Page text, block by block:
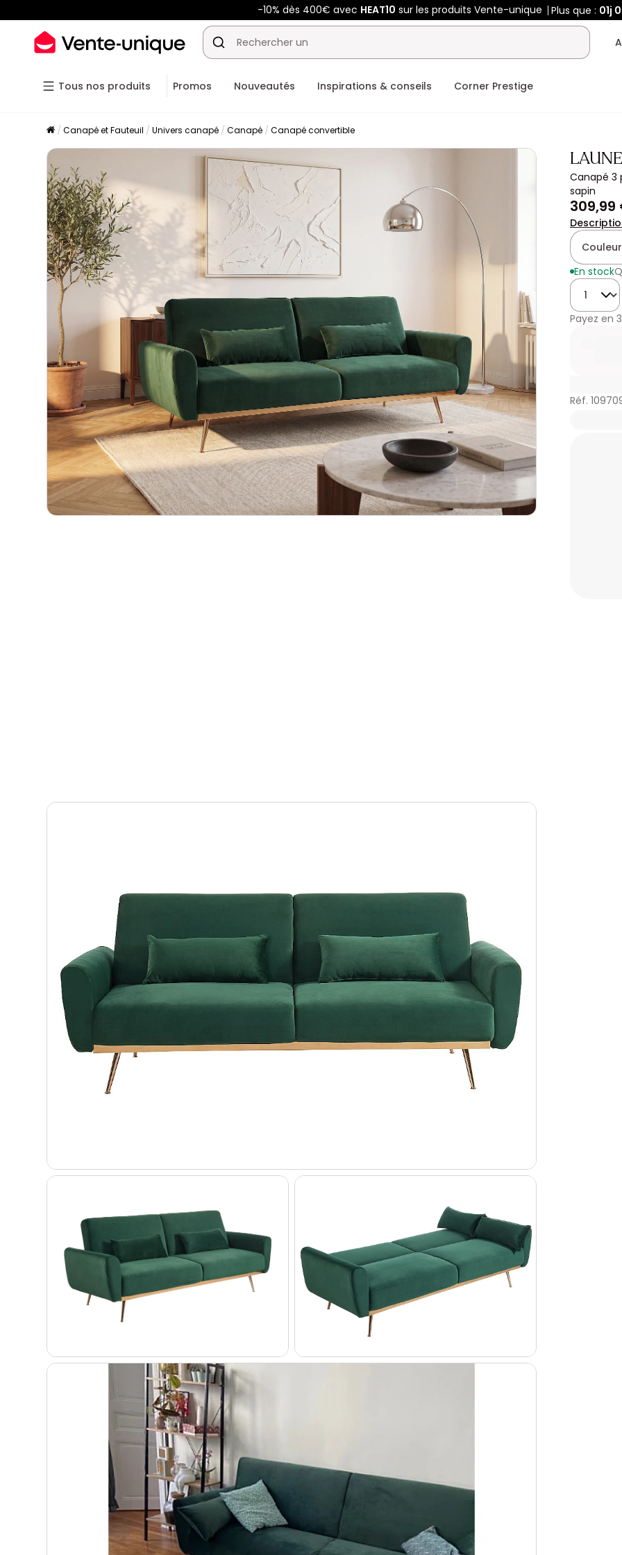
-10% dès 400€ avec HEAT10sur les produits Vente-unique Plus que : 01j
Tous nos produits Promos Nouveautés Inspirations & conseils Corner Prestige
Canapé et Fauteuil Univers canapé Canapé Canapé convertible
Canapé 3
sapin
309,99
En stock
Quantité
Payez en
Réf.